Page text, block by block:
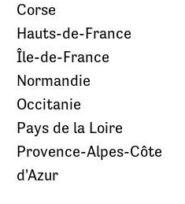
Corse
Hauts-de-France
Île-de-France
Normandie
Occitanie
Pays de la Loire
Provence-Alpes-Côte
d'Azur